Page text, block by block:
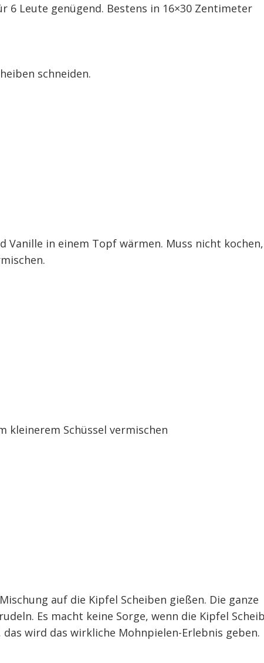
6 Leute genügend. Bestens in 16×30 Zentimeter
schneiden.
Vanille in einem Topf wärmen. Muss nicht
kleinerem Schüssel vermischen
auf die Kipfel Scheiben gießen. Die ganze
Es macht keine Sorge, wenn die Kipfel
wird das wirkliche Mohnpielen-Erlebnis geben.